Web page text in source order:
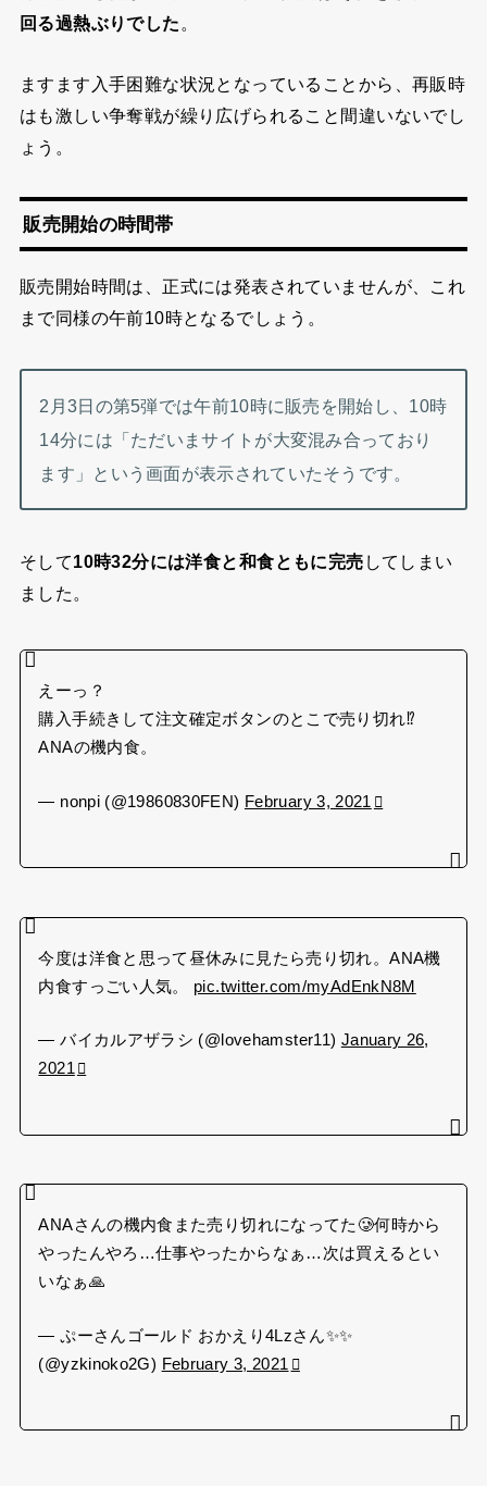
回る過熱ぶりでした 。
ますます入手困難な状況となっていることから、再販時
はも激しい争奪戦が繰り広げられること間違いないでし
ょう。
販売開始の時間帯
販売開始時間は、正式には発表されていませんが、これ
まで同様の午前10時となるでしょう。
2月3日の第5弾では午前10時に販売を開始し、10時
14分には「ただいまサイトが大変混み合っており
ます」という画面が表示されていたそうです。
そして10時32分には洋食と和食ともに完売 してしまい
ました。
えーっ？
購入手続きして注文確定ボタンのとこで売り切れ⁉︎
ANAの機内食。
— nonpi (@19860830FEN) February 3, 2021
今度は洋食と思って昼休みに見たら売り切れ。ANA機
内食すっごい人気。 pic.twitter.com/myAdEnkN8M
— バイカルアザラシ (@lovehamster11) January 26,
2021
ANAさんの機内食また売り切れになってた🥲何時から
やったんやろ…仕事やったからなぁ…次は買えるとい
いなぁ🙏
— ぷーさんゴールド おかえり4Lzさん✨✨
(@yzkinoko2G) February 3, 2021